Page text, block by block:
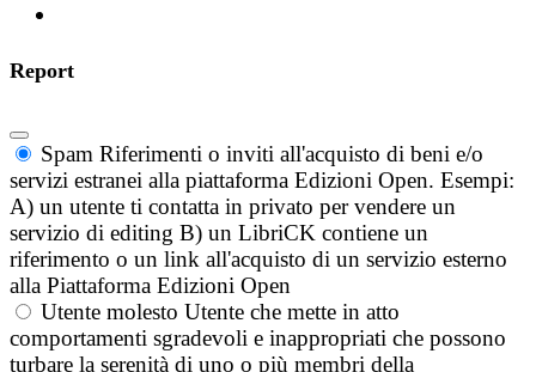
Report
Spam Riferimenti o inviti all'acquisto di beni e/o
servizi estranei alla piattaforma Edizioni Open. Esempi:
A) un utente ti contatta in privato per vendere un
servizio di editing B) un LibriCK contiene un
riferimento o un link all'acquisto di un servizio esterno
alla Piattaforma Edizioni Open
Utente molesto Utente che mette in atto
comportamenti sgradevoli e inappropriati che possono
turbare la serenità di uno o più membri della